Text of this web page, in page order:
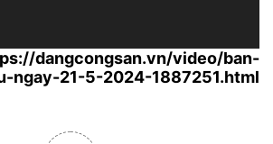
dangcongsan.vn/video/ban-
ngay-21-5-2024-1887251.html